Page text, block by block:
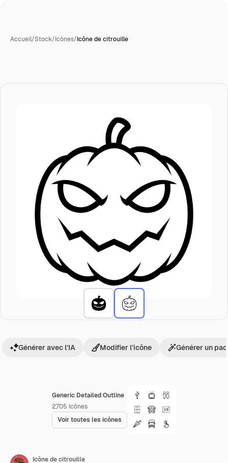
Accueil/Stock/Icônes/Icône de citrouille
Generic Detailed Outline
2,705 Icônes
Voir toutes les icônes
Générer avec l’IA Modifier l’icône Générer un
Icône de citrouille